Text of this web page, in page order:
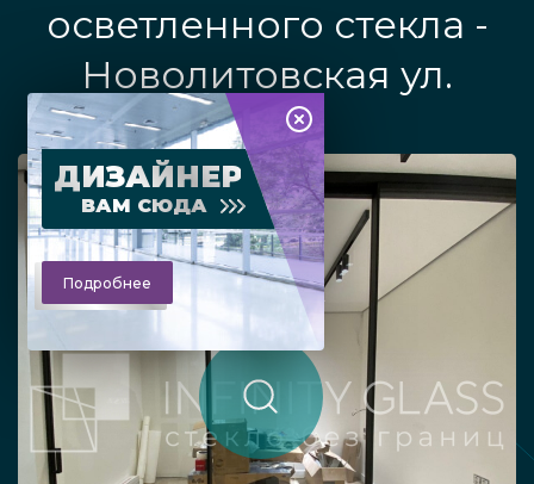
осветленного стекла -
Новолитовская ул.
ДИЗАЙНЕР
ВАМ СЮДА
Подробнее